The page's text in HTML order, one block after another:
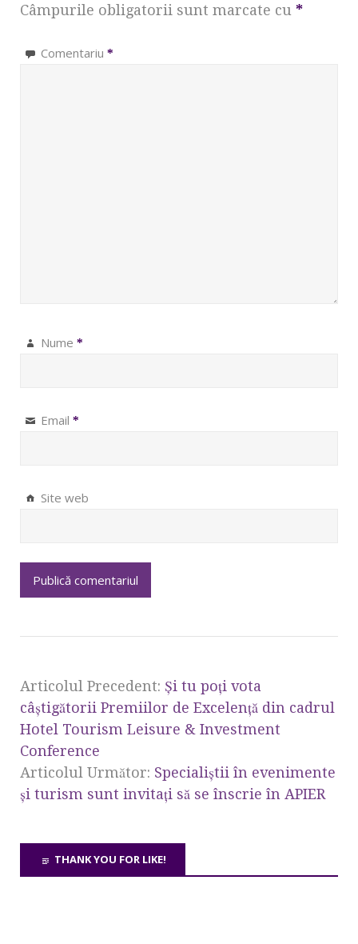
Câmpurile obligatorii sunt marcate cu *
Comentariu *
Nume *
Email *
Site web
Articolul Precedent: Şi tu poţi vota
câştigătorii Premiilor de Excelenţă din cadrul
Hotel Tourism Leisure & Investment
Conference
Articolul Următor: Specialiştii în evenimente
şi turism sunt invitaţi să se înscrie în APIER
THANK YOU FOR LIKE!